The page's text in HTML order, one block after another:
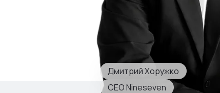
Дмитрий Хоружко
CEO Nineseven